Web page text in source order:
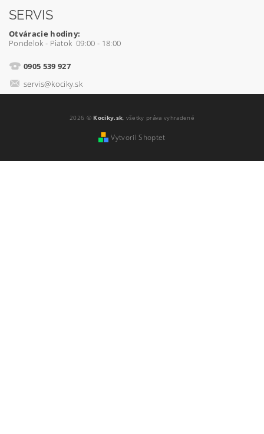
SERVIS
Otváracie hodiny:
Pondelok - Piatok 09:00 - 18:00
0905 539 927
servis@kociky.sk
2026 © Kociky.sk, všetky práva vyhradené
Vytvoril Shoptet